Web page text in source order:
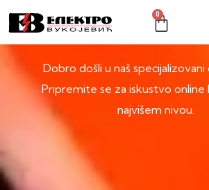
0
SHOP
Dobro došli u naš specijalizovani
Pripremite se za iskustvo online
najvišem nivou.